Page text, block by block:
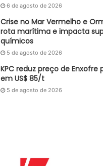
6 de agosto de 2026
Crise no Mar Vermelho e
rota marítima e impacta
químicos
5 de agosto de 2026
KPC reduz preço de Enxofre
em US$ 85/t
5 de agosto de 2026